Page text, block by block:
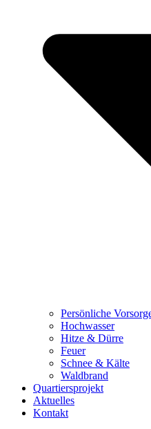
Persönliche
Hochwasser
Hitze & Dürre
Feuer
Schnee & Kälte
Waldbrand
Quartiersprojekt
Aktuelles
Kontakt